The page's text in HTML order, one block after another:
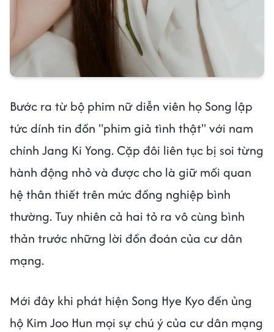
Bước ra từ bộ phim nữ diễn viên họ Song lập
tức dính tin đồn "phim giả tình thật" với nam
chính Jang Ki Yong. Cặp đôi liên tục bị soi từng
hành động nhỏ và được cho là giữ mối quan
hệ thân thiết trên mức đồng nghiệp bình
thường. Tuy nhiên cả hai tỏ ra vô cùng bình
thản trước những lời đồn đoán của cư dân
mạng.
Mới đây khi phát hiện Song Hye Kyo đến ủng
hộ Kim Joo Hun mọi sự chú ý của cư dân mạng